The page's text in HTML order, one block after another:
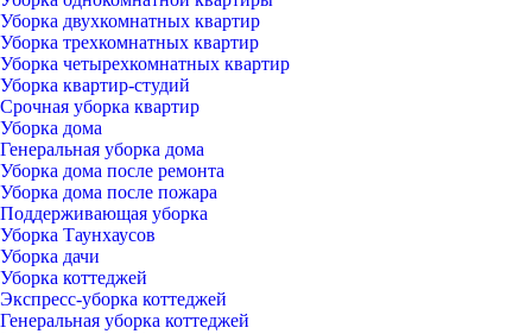
Уборка двухкомнатных квартир
Уборка трехкомнатных квартир
Уборка четырехкомнатных квартир
Уборка квартир-студий
Срочная уборка квартир
Уборка дома
Генеральная уборка дома
Уборка дома после ремонта
Уборка дома после пожара
Поддерживающая уборка
Уборка Таунхаусов
Уборка дачи
Уборка коттеджей
Экспресс-уборка коттеджей
Генеральная уборка коттеджей